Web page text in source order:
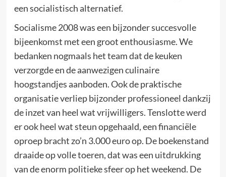
een socialistisch alternatief.
Socialisme 2008 was een bijzonder succesvolle
bijeenkomst met een groot enthousiasme. We
bedanken nogmaals het team dat de keuken
verzorgde en de aanwezigen culinaire
hoogstandjes aanboden. Ook de praktische
organisatie verliep bijzonder professioneel dankzij
de inzet van heel wat vrijwilligers. Tenslotte werd
er ook heel wat steun opgehaald, een financiële
oproep bracht zo’n 3.000 euro op. De boekenstand
draaide op volle toeren, dat was een uitdrukking
van de enorm politieke sfeer op het weekend. De